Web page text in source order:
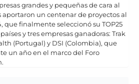
grandes y pequeñas de cara al
aportaron un centenar de proyectos al
que finalmente seleccionó su TOP25
y tres empresas ganadoras: Trak
(Portugal) y DSI (Colombia), que
un año en el marco del Foro